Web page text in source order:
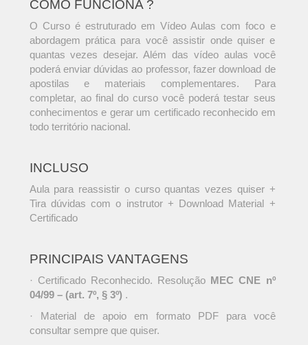
COMO FUNCIONA ?
O Curso é estruturado em Vídeo Aulas com foco e
abordagem prática para você assistir onde quiser e
quantas vezes desejar. Além das vídeo aulas você
poderá enviar dúvidas ao professor, fazer download de
apostilas e materiais complementares. Para
completar, ao final do curso você poderá testar seus
conhecimentos e gerar um certificado reconhecido em
todo território nacional.
INCLUSO
Aula para reassistir o curso quantas vezes quiser +
Tira dúvidas com o instrutor + Download Material +
Certificado
PRINCIPAIS VANTAGENS
· Certificado Reconhecido. Resolução MEC CNE nº
04/99 – (art. 7º, § 3º) .
· Material de apoio em formato PDF para você
consultar sempre que quiser.